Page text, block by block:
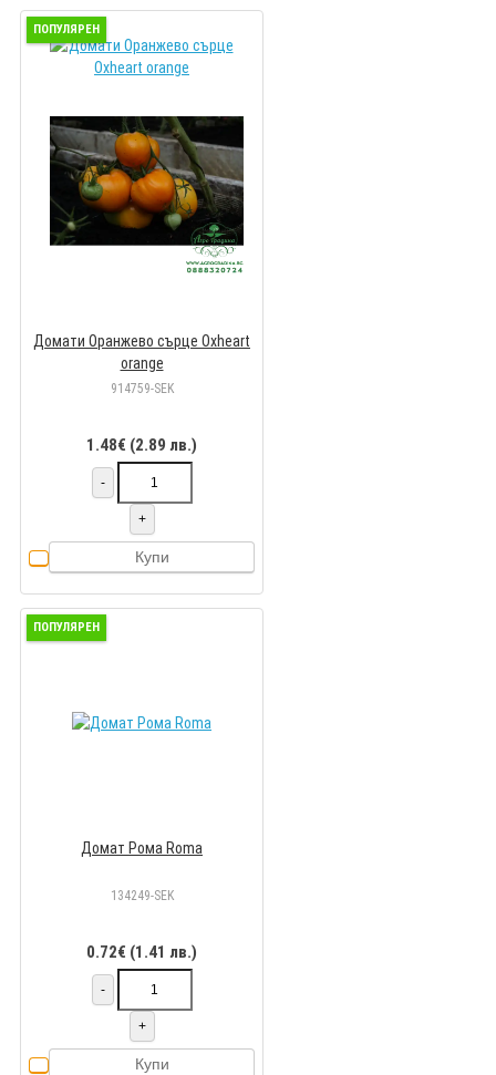
ПОПУЛЯРЕН
Домати Оранжево сърце Oxheart
orange
914759-SEK
1.48€ (2.89 лв.)
-
+
Купи
ПОПУЛЯРЕН
Домат Рома Roma
134249-SEK
0.72€ (1.41 лв.)
-
+
Купи